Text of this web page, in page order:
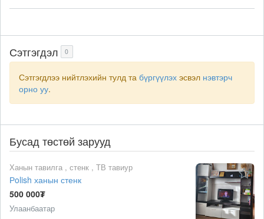
Сэтгэгдэл 0
Сэтгэгдлээ нийтлэхийн тулд та бүргүүлэх эсвэл нэвтэрч
орно уу.
Бусад төстөй зарууд
Ханын тавилга , стенк , ТВ тавиур
Рolish ханын стенк
500 000₮
Улаанбаатар